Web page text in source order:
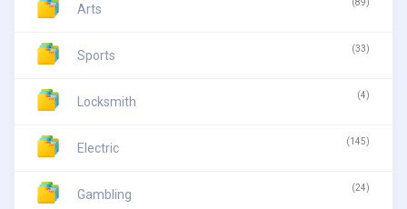
Arts (89)
Sports (33)
Locksmith (4)
Electric (145)
Gambling (24)